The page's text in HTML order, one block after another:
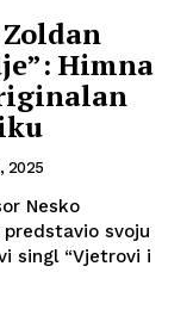
Himna
2025
Nesko
predstavio svoju
singl “Vjetrovi i